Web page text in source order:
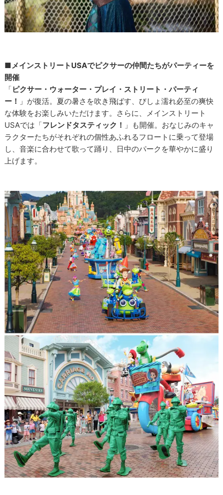
■メインストリートUSAでピクサーの仲間たちがパーティーを
開催
「ピクサー・ウォーター・プレイ・ストリート・パーティ
ー！ 」が復活。夏の暑さを吹き飛ばす、びしょ濡れ必至の爽快
な体験をお楽しみいただけます。さらに、メインストリート
USAでは「フレンドタスティック！ 」も開催。おなじみのキャ
ラクターたちがそれぞれの個性あふれるフロートに乗って登場
し、音楽に合わせて歌って踊り、日中のパークを華やかに盛り
上げます。